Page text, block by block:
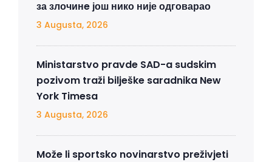
за злочинe још нико није одговарао
3 Augusta, 2026
Ministarstvo pravde SAD-a sudskim
pozivom traži bilješke saradnika New
York Timesa
3 Augusta, 2026
Može li sportsko novinarstvo preživjeti